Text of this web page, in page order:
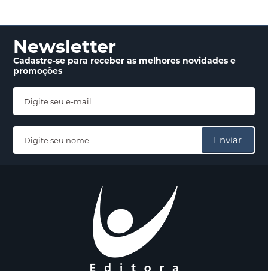
Newsletter
Cadastre-se para receberas melhores novidadese
promoções
Enviar